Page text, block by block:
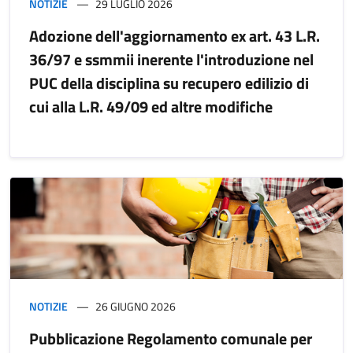
NOTIZIE 29 LUGLIO 2026
Adozione dell'aggiornamento ex art. 43 L.R.
36/97 e ssmmii inerente l'introduzione nel
PUC della disciplina su recupero edilizio di
cui alla L.R. 49/09 ed altre modifiche
NOTIZIE 26 GIUGNO 2026
Pubblicazione Regolamento comunale per